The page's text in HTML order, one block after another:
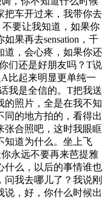
把车开过来，我带你去
要让我知道，如果你
果再去sensation，千
道，会心疼，如果你还
们还是好朋友吗？T说
比起来明显更单纯一
我是全信的。T把我送
的照片，全是在我不知
同的地方拍的，看得出
张合照吧，这时我眼眶
知道为什么。坐上飞
永远不要再来芭提雅
什么，以后的事情谁也
我去哪儿了？我说刚
说，好，你什么时候出